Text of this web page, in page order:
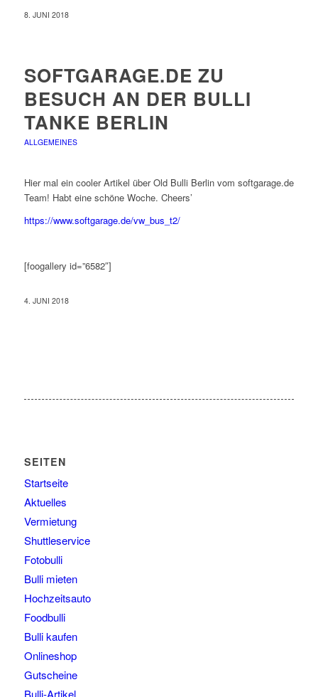
8. JUNI 2018
SOFTGARAGE.DE ZU
BESUCH AN DER BULLI
TANKE BERLIN
ALLGEMEINES
Hier mal ein cooler Artikel über Old Bulli Berlin vom softgarage.de
Team! Habt eine schöne Woche. Cheers’
https://www.softgarage.de/vw_bus_t2/
[foogallery id=”6582″]
4. JUNI 2018
SEITEN
Startseite
Aktuelles
Vermietung
Shuttleservice
Fotobulli
Bulli mieten
Hochzeitsauto
Foodbulli
Bulli kaufen
Onlineshop
Gutscheine
Bulli-Artikel